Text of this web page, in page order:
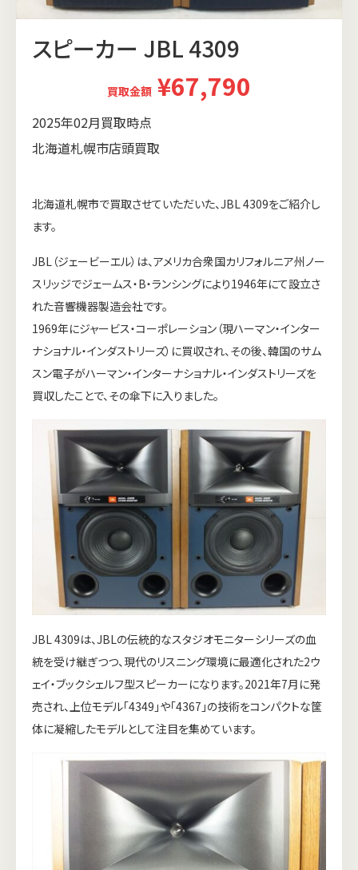
スピーカー JBL 4309
買取金額 ¥67,790
2025年02月買取時点
北海道札幌市店頭買取
北海道札幌市で買取させていただいた、JBL 4309をご紹介し
ます。
JBL（ジェービーエル）は、アメリカ合衆国カリフォルニア州ノー
スリッジでジェームス・B・ランシングにより1946年にて設立さ
れた音響機器製造会社です。
1969年にジャービス・コーポレーション（現ハーマン・インター
ナショナル・インダストリーズ）に買収され、その後、韓国のサム
スン電子がハーマン・インターナショナル・インダストリーズを
買収したことで、その傘下に入りました。
JBL 4309は、JBLの伝統的なスタジオモニターシリーズの血
統を受け継ぎつつ、現代のリスニング環境に最適化された2ウ
ェイ・ブックシェルフ型スピーカーになります。2021年7月に発
売され、上位モデル「4349」や「4367」の技術をコンパクトな筐
体に凝縮したモデルとして注目を集めています。